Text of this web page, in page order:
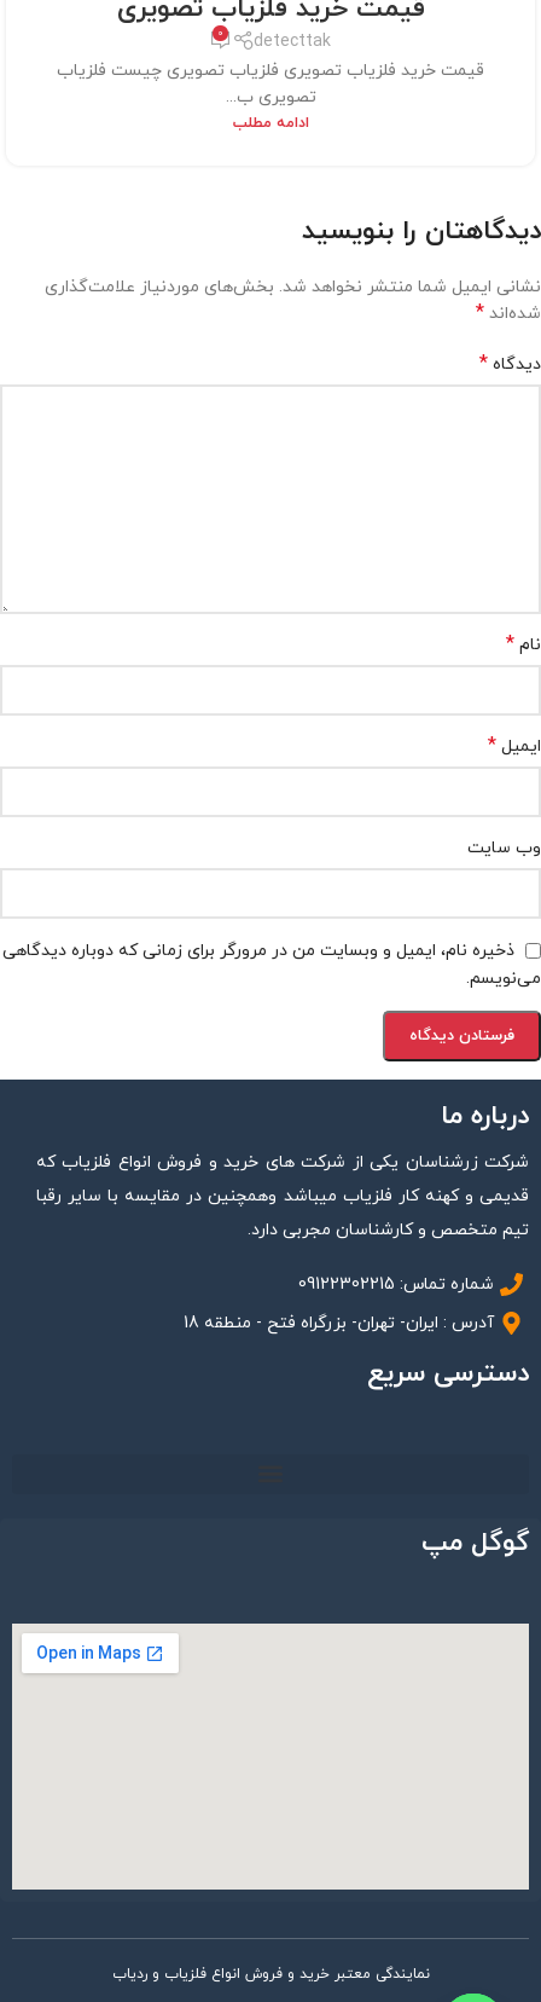
قیمت خرید فلزیاب تصویری
detecttak
0
قیمت خرید فلزیاب تصویری فلزیاب تصویری چیست فلزیاب
تصویری ب...
ادامه مطلب
دیدگاهتان را بنویسید
نشانی ایمیل شما منتشر نخواهد شد. بخش‌های موردنیاز علامت‌گذاری
شده‌اند *
دیدگاه *
نام *
ایمیل *
وب‌ سایت
ذخیره نام، ایمیل و وبسایت من در مرورگر برای زمانی که دوباره دیدگاهی
می‌نویسم.
درباره ما
شرکت زرشناسان یکی از شرکت های خرید و فروش انواع فلزیاب که
قدیمی و کهنه کار فلزیاب میباشد وهمچنین در مقایسه با سایر رقبا
تیم متخصص و کارشناسان مجربی دارد.
شماره تماس: 09122302215
آدرس : ایران- تهران- بزرگراه فتح - منطقه 18
دسترسی سریع
گوگل مپ
نمایندگی معتبر خرید و فروش انواع فلزیاب و ردیاب